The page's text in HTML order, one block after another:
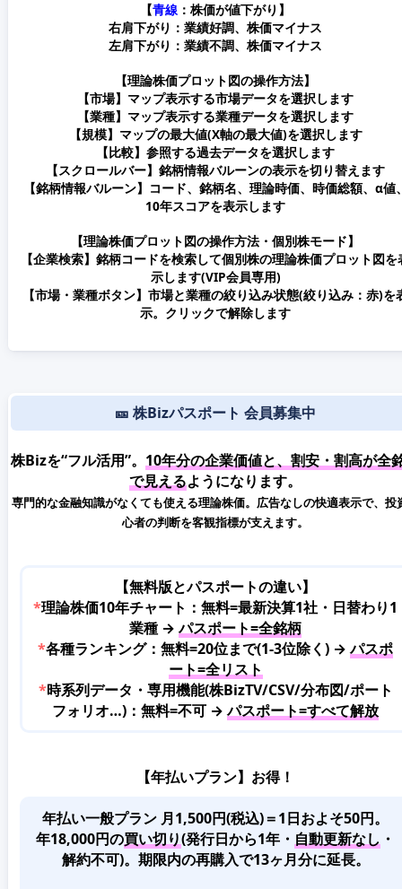
【青線 ：株価が値下がり】
右肩下がり：業績好調、株価マイナス
左肩下がり：業績不調、株価マイナス
【理論株価プロット図の操作方法】
【市場】マップ表示する市場データを選択します
【業種】マップ表示する業種データを選択します
【規模】マップの最大値(X軸の最大値)を選択します
【比較】参照する過去データを選択します
【スクロールバー】銘柄情報バルーンの表示を切り替えます
【銘柄情報バルーン】コード、銘柄名、理論時価、時価総額、α値
10年スコアを表示します
【理論株価プロット図の操作方法・個別株モード】
【企業検索】銘柄コードを検索して個別株の理論株価プロット図を
示します(VIP会員専用)
【市場・業種ボタン】市場と業種の絞り込み状態(絞り込み：赤)を
示。クリックで解除します
🎫 株Bizパスポート 会員募集中
株Bizを“フル活用”。 10年分の企業価値と、割安・割高が全
で見えるようになります。
専門的な金融知識がなくても使える理論株価。広告なしの快適表示で、投
心者の判断を客観指標が支えます。
【無料版とパスポートの違い】
*理論株価10年チャート：無料=最新決算1社・日替わり1
業種 →パスポート=全銘柄
*各種ランキング：無料=20位まで(1-3位除く) →パスポ
ート=全リスト
*時系列データ・専用機能(株BizTV/CSV/分布図/ポート
フォリオ…)：無料=不可 →パスポート=すべて解放
【年払いプラン】お得！
年払い一般プラン 月1,500円(税込)＝1日およそ50円。
年18,000円の買い切り(発行日から1年・ 自動更新なし ・
解約不可)。期限内の再購入で13ヶ月分に延長。